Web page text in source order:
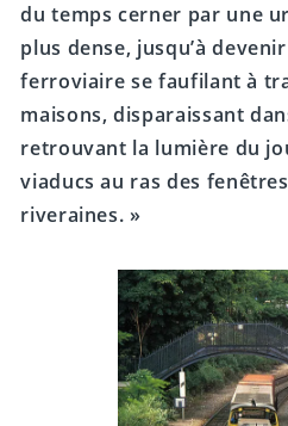
du temps cerner par une
plus dense, jusqu’à
ferroviaire se faufilant à
maisons, disparaissant
retrouvant la lumière du
viaducs au ras des
riveraines. »